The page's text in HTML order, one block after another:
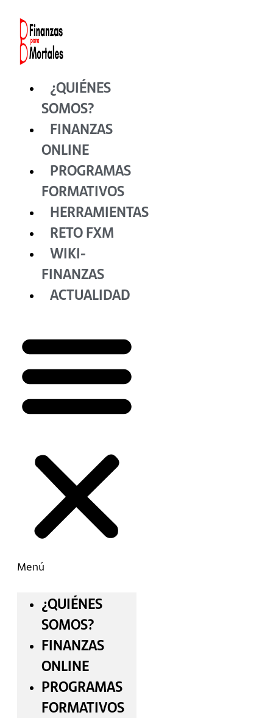
contenido
¿QUIÉNES
SOMOS?
FINANZAS
ONLINE
PROGRAMAS
FORMATIVOS
HERRAMIENTAS
RETO FXM
WIKI-
FINANZAS
ACTUALIDAD
Menú
¿QUIÉNES
SOMOS?
FINANZAS
ONLINE
PROGRAMAS
FORMATIVOS